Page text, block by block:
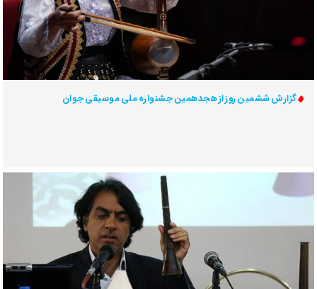
گزارش ششمین روز از هجدهمین جشنواره ملی موسیقی جوان